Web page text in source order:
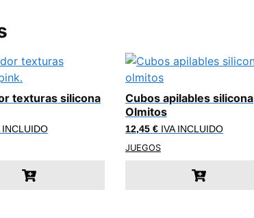
texturas silicona
INCLUIDO
Cubos apilables silicona
Olmitos
12,45 € IVA INCLUIDO
JUEGOS